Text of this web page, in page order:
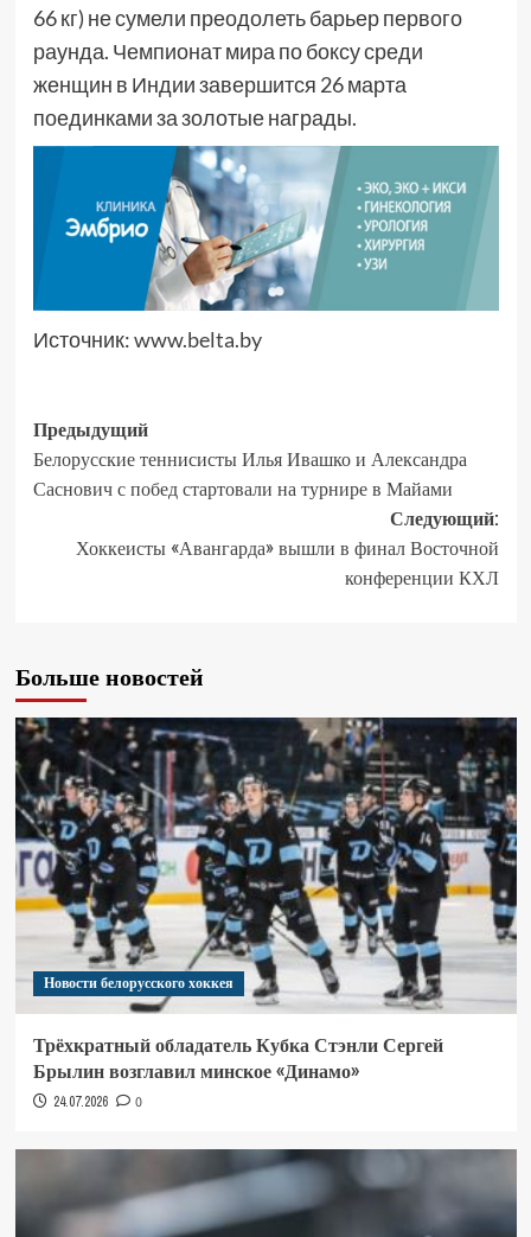
66 кг) не сумели преодолеть барьер первого
раунда. Чемпионат мира по боксу среди
женщин в Индии завершится 26 марта
поединками за золотые награды.
Источник:www.belta.by
Предыдущий
Белорусские теннисисты Илья Ивашко и Александра
Саснович с побед стартовали на турнире в Майами
Следующий:
Хоккеисты «Авангарда» вышли в финал Восточной
конференции КХЛ
Больше новостей
Новости белорусского хоккея
Трёхкратный обладатель Кубка Стэнли Сергей
Брылин возглавил минское «Динамо»
24.07.2026 0